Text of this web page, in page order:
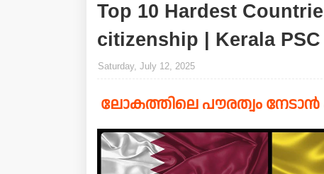
Top 10 Hardest
citizenship | Kerala PSC
Saturday, July 12, 2025
ലോകത്തിലെ പൗരത്വം നേടാൻ